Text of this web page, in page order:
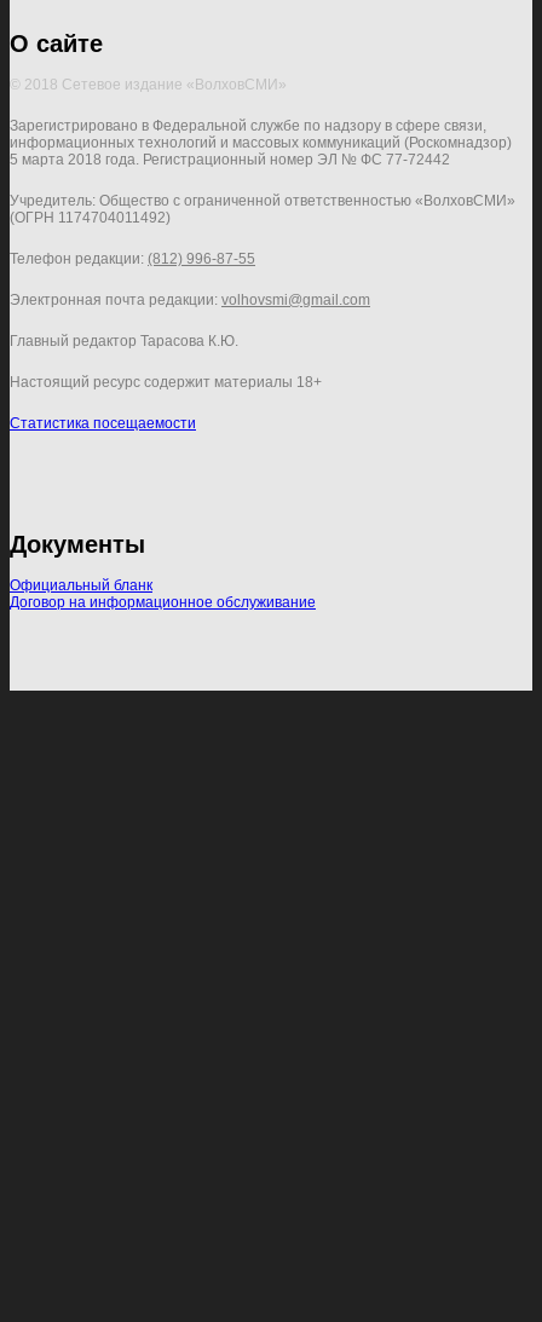
О сайте
© 2018 Сетевое издание «ВолховСМИ»
Зарегистрировано в Федеральной службе по надзору в сфере связи,
информационных технологий и массовых коммуникаций (Роскомнадзор)
5 марта 2018 года. Регистрационный номер ЭЛ № ФС 77-72442
Учредитель: Общество с ограниченной ответственностью «ВолховСМИ»
(ОГРН 1174704011492)
Телефон редакции: (812) 996-87-55
Электронная почта редакции: volhovsmi@gmail.com
Главный редактор Тарасова К.Ю.
Настоящий ресурс содержит материалы 18+
Статистика посещаемости
Документы
Официальный бланк
Договор на информационное обслуживание